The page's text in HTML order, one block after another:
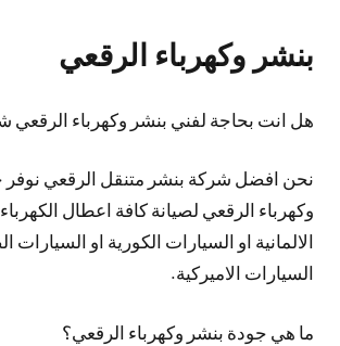
بنشر وكهرباء الرقعي
هل انت بحاجة لفني بنشر وكهرباء
نحن افضل شركة بنشر متنقل الرقعي نوفر
وكهرباء الرقعي لصيانة كافة اعطال
الالمانية او السيارات الكورية او السيارات
السيارات الاميركية.
ما هي جودة بنشر وكهرباء الرقعي؟